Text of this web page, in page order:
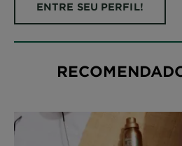
ENTRE SEU PERFIL!